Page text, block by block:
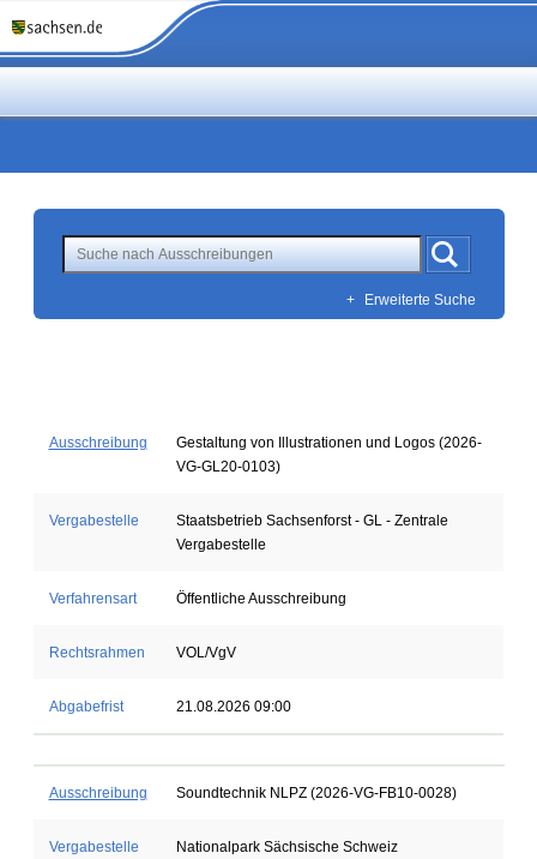
+ Erweiterte Suche
Ausschreibung
Gestaltung von Illustrationen und Logos (2026-
VG-GL20-0103)
Vergabestelle
Staatsbetrieb Sachsenforst - GL - Zentrale
Vergabestelle
Verfahrensart Öffentliche Ausschreibung
Rechtsrahmen VOL/VgV
Abgabefrist 21.08.2026 09:00
Ausschreibung Soundtechnik NLPZ (2026-VG-FB10-0028)
Vergabestelle Nationalpark Sächsische Schweiz